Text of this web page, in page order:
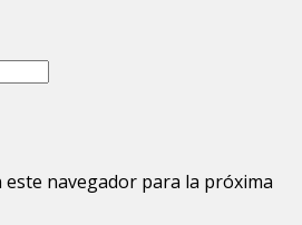
navegador para la próxima